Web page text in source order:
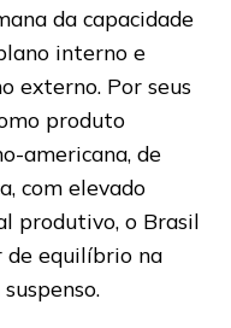
da capacidade
interno e
externo. Por seus
produto
americana, de
com elevado
produtivo, o Brasil
de equilíbrio na